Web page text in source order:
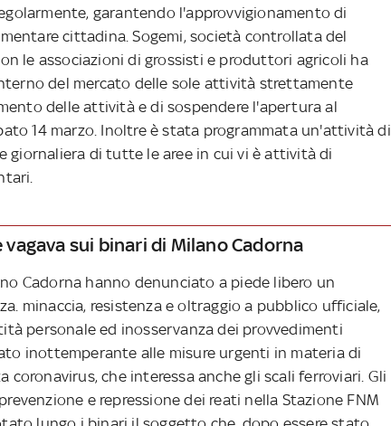
garantendo l'approvvigionamento di
cittadina. Sogemi, società controllata del
le associazioni di grossisti e produttori agricoli ha
del mercato delle sole attività strettamente
delle attività e di sospendere l'apertura al
14 marzo. Inoltre è stata programmata un'attività di
giornaliera di tutte le aree in cui vi è attività di
sui binari di Milano Cadorna
Cadorna hanno denunciato a piede libero un
minaccia, resistenza e oltraggio a pubblico ufficiale,
personale ed inosservanza dei provvedimenti
inottemperante alle misure urgenti in materia di
coronavirus, che interessa anche gli scali ferroviari. Gli
e repressione dei reati nella Stazione FNM